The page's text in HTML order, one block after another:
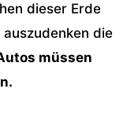
dieser Erde
die
müssen